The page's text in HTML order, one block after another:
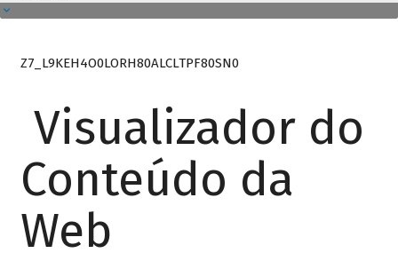
Z7_L9KEH4O0LORH80ALCLTPF80SN0
Visualizador do
Conteúdo da
Web